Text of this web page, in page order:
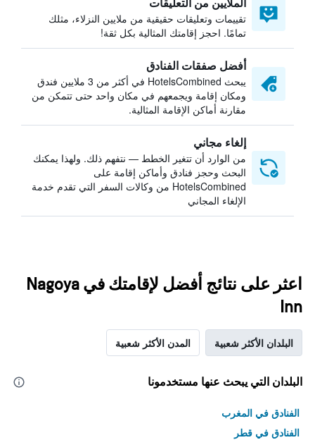
تقييمات وتعليقات حقيقية من ملايين النزلاء، مثلك
تمامًا. احجز إقامتك المثالية بكل ثقة!
أفضل صفقات الفنادق
يبحث HotelsCombined في أكثر من 3 ملايين فندق
ومكان إقامة ويجمعهم في مكان واحد حتى تتمكن من
مقارنة أماكن الإقامة المثالية.
إلغاء مجاني
من الوارد أن تتغير الخطط — نتفهم ذلك. ولهذا يمكنك
البحث وحجز فنادق وأماكن إقامة على
HotelsCombined من وكالات السفر التي تقدم خدمة
الإلغاء المجاني
اعثر على نتائج أفضل لإقامتك في Nagoya
Inn
البلدان الأكثر شعبية المدن الأكثر شعبية
البلدان التي يبحث عنها مستخدمونا
الفنادق في المغرب
الفنادق في قطر